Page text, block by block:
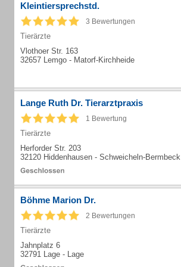
Kleintiersprechstd.
3 Bewertungen
Tierärzte
Vlothoer Str. 163
32657 Lemgo - Matorf-Kirchheide
Lange Ruth Dr. Tierarztpraxis
1 Bewertung
Tierärzte
Herforder Str. 203
32120 Hiddenhausen - Schweicheln-Bermbeck
Böhme Marion Dr.
2 Bewertungen
Tierärzte
Jahnplatz 6
32791 Lage - Lage